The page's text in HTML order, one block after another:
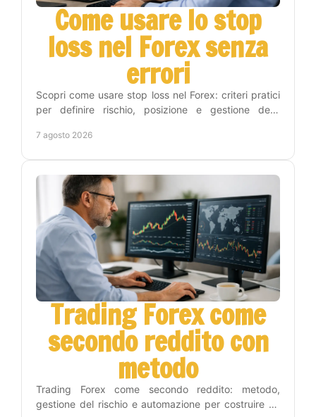
Come usare lo stop
loss nel Forex senza
errori
Scopri come usare stop loss nel Forex: criteri pratici
per definire rischio, posizione e gestione delle
7 agosto 2026
Trading Forex come
secondo reddito con
metodo
Trading Forex come secondo reddito: metodo,
gestione del rischio e automazione per costruire un